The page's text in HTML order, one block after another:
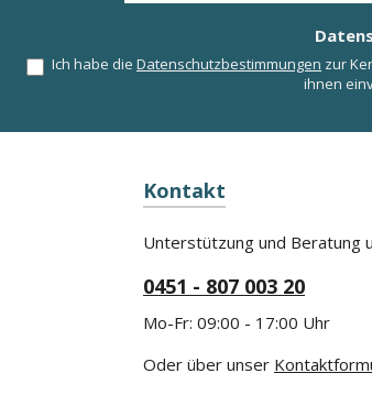
Ich habe die Datenschutzbestimmungen zur
ihnen
Kontakt
Unterstützung und Beratung
0451 - 807 003 20
Mo-Fr: 09:00 - 17:00 Uhr
Oder über unser